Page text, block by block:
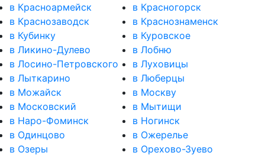
в Красноармейск
в Красногорск
в Краснозаводск
в Краснознаменск
в Кубинку
в Куровское
в Ликино-Дулево
в Лобню
в Лосино-Петровского
в Луховицы
в Лыткарино
в Люберцы
в Можайск
в Москву
в Московский
в Мытищи
в Наро-Фоминск
в Ногинск
в Одинцово
в Ожерелье
в Озеры
в Орехово-Зуево